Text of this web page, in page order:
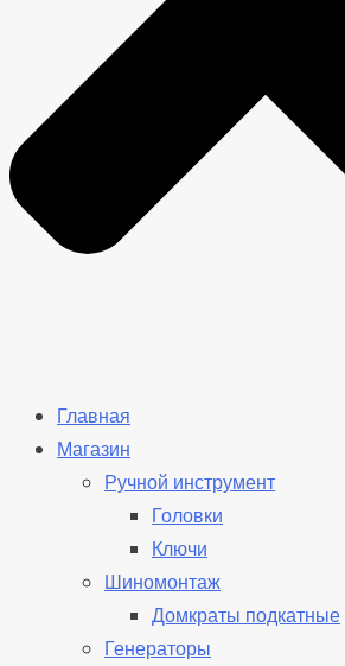
Главная
Магазин
Ручной инструмент
Головки
Ключи
Шиномонтаж
Домкраты подкатные
Генераторы